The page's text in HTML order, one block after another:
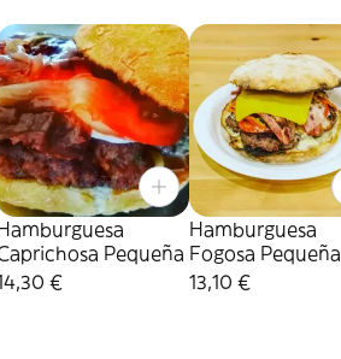
Pequeña
€
Hamburguesa
Fogosa Pequeña
13,10 €